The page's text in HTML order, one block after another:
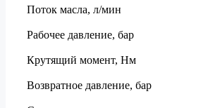
Поток масла, л/мин
Рабочее давление, бар
Крутящий момент, Нм
Возвратное давление, бар